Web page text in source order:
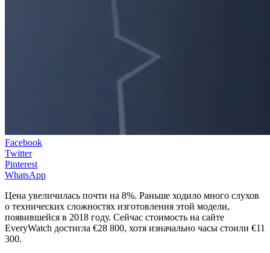
Facebook
Twitter
Pinterest
WhatsApp
Цена увеличилась почти на 8%. Раньше ходило много слухов
о технических сложностях изготовления этой модели,
появившейся в 2018 году. Сейчас стоимость на сайте
EveryWatch достигла €28 800, хотя изначально часы стоили €11
300.